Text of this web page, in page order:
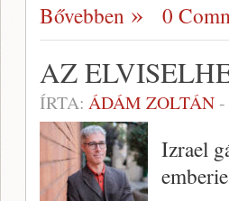
Bővebben 0
AZ
ÍRTA: ÁDÁM ZOLTÁN-
Izrael